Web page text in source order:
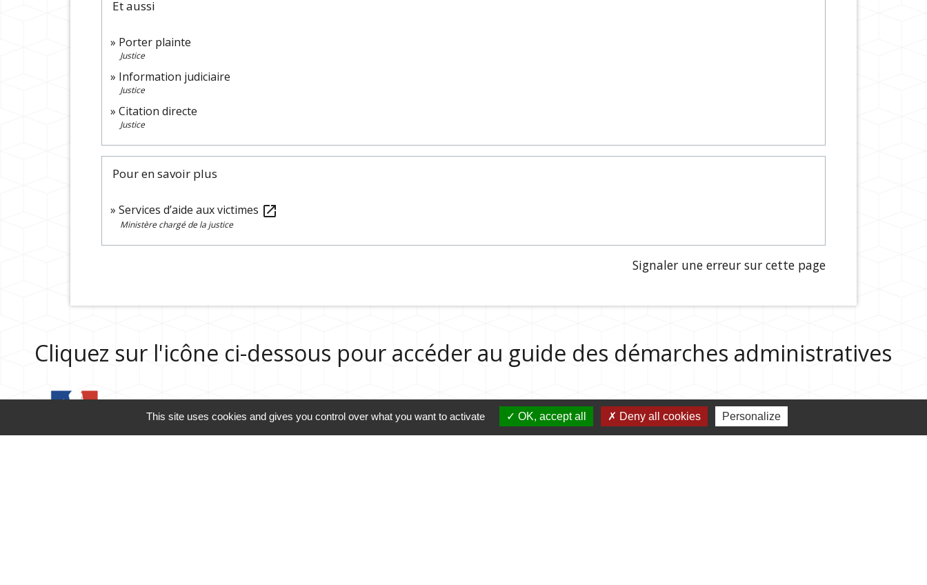
Et aussi
Porter plainte
Justice
Information judiciaire
Justice
Citation directe
Justice
Pour en savoir plus
Services d’aide aux victimes open_in_new
Ministère chargé de la justice
Signaler une erreur sur cette page
Cliquez sur l'icône ci-dessous pour accéder au guide des démarches administratives
Guide des démarches
This site uses cookies and gives you control over what you want to activate OK, accept all Deny all cookies Personalize